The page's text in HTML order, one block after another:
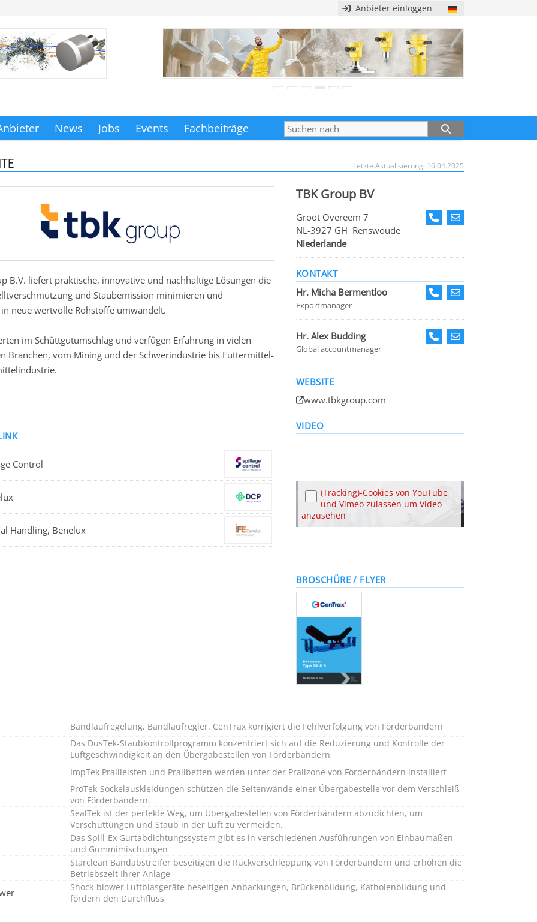
Anbieter einloggen
News Jobs Events Fachbeiträge
Letzte Aktualisierung: 16.04.2025
TBK Group BV
Groot Overeem 7
NL-3927 GH Renswoude
Niederlande
KONTAKT
Hr. Micha Bermentloo
Exportmanager
Hr. Alex Budding
Global accountmanager
WEBSITE
www.tbkgroup.com
VIDEO
(Tracking)-Cookies von YouTube
und Vimeo zulassen um Video
anzusehen
BROSCHÜRE / FLYER
B.V. liefert praktische, innovative und nachhaltige Lösungen die
und Staubemission minimieren und
neue wertvolle Rohstoffe umwandelt.
im Schüttgutumschlag und verfügen Erfahrung in vielen
Branchen, vom Mining und der Schwerindustrie bis Futtermittel-
sauber und Grün.
CenTrax / ImpTek / ProTek / SealTek / Spill-Ex / StarClean /
/ Cipres / DCP / IFE
Control
Handling, Benelux
Bandlaufregelung, Bandlaufregler. CenTrax korrigiert die Fehlverfolgung von Förderbändern
Das DusTek-Staubkontrollprogramm konzentriert sich auf die Reduzierung und Kontrolle der
Luftgeschwindigkeit an den Übergabestellen von Förderbändern
ImpTek Prallleisten und Prallbetten werden unter der Prallzone von Förderbändern installiert
ProTek-Sockelauskleidungen schützen die Seitenwände einer Übergabestelle vor dem Verschleiß
von Förderbändern.
SealTek ist der perfekte Weg, um Übergabestellen von Förderbändern abzudichten, um
Verschüttungen und Staub in der Luft zu vermeiden.
Das Spill-Ex Gurtabdichtungssystem gibt es in verschiedenen Ausführungen von Einbaumaßen
und Gummimischungen
Starclean Bandabstreifer beseitigen die Rückverschleppung von Förderbändern und erhöhen die
Betriebszeit Ihrer Anlage
Shock-blower Luftblasgeräte beseitigen Anbackungen, Brückenbildung, Katholenbildung und
fördern den Durchfluss